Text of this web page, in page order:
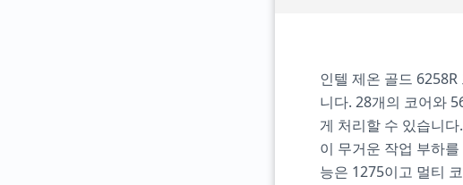
인텔 제온 골드
니다. 28개의 코어와
게 처리할 수 있습니
이 무거운 작업 부하
능은 1275이고 멀티